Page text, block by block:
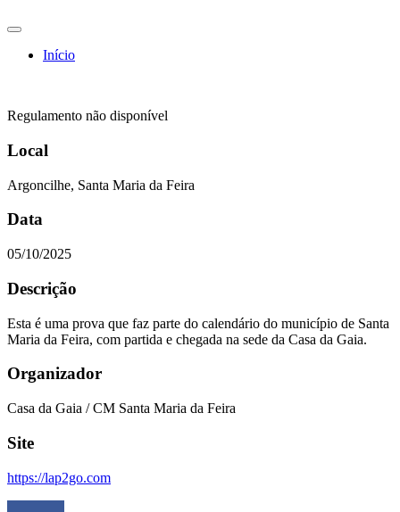
Início
Regulamento não disponível
Local
Argoncilhe, Santa Maria da Feira
Data
05/10/2025
Descrição
Esta é uma prova que faz parte do calendário do município de Santa
Maria da Feira, com partida e chegada na sede da Casa da Gaia.
Organizador
Casa da Gaia / CM Santa Maria da Feira
Site
https://lap2go.com